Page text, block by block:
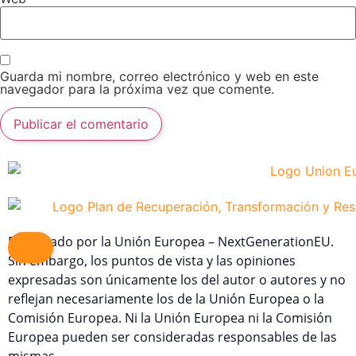
Guarda mi nombre, correo electrónico y web en este
navegador para la próxima vez que comente.
Financiado por la Unión Europea – NextGenerationEU.
Sin embargo, los puntos de vista y las opiniones
expresadas son únicamente los del autor o autores y no
reflejan necesariamente los de la Unión Europea o la
Comisión Europea. Ni la Unión Europea ni la Comisión
Europea pueden ser consideradas responsables de las